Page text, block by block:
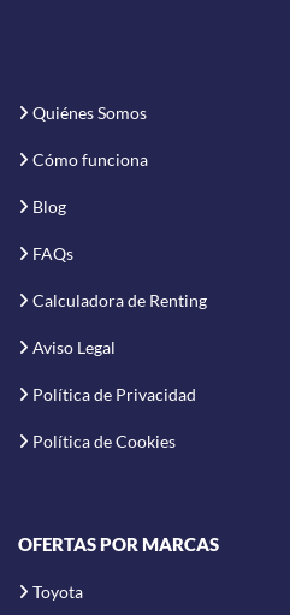
Quiénes Somos
Cómo funciona
Blog
FAQs
Calculadora de Renting
Aviso Legal
Política de Privacidad
Política de Cookies
OFERTAS POR MARCAS
Toyota